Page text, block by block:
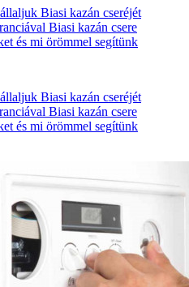
Biasi kazán cseréjét
Biasi kazán csere
és mi örömmel segítünk
Biasi kazán cseréjét
Biasi kazán csere
és mi örömmel segítünk